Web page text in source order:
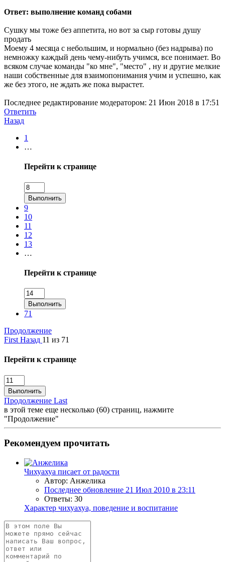
Ответ: выполнение команд собами
Сушку мы тоже без аппетита, но вот за сыр готовы душу
продать
Моему 4 месяца с небольшим, и нормально (без надрыва) по
немножку каждый день чему-нибуть учимся, все понимает. Во
всяком случае команды "ко мне", "место" , ну и другие мелкие
наши собственные для взаимопонимания учим и успешно, как
же без этого, не ждать же пока вырастет.
Последнее редактирование модератором: 21 Июн 2018 в 17:51
Ответить
Назад
1
…
Перейти к странице
Выполнить
9
10
11
12
13
…
Перейти к странице
Выполнить
71
Продолжение
First Назад 11 из 71
Перейти к странице
Выполнить
Продолжение Last
в этой теме еще несколько (60) страниц, нажмите
"Продолжение"
Рекомендуем прочитать
Чихуахуа писает от радости
Автор: Анжелика
Последнее обновление 21 Июл 2010 в 23:11
Ответы: 30
Характер чихуахуа, поведение и воспитание